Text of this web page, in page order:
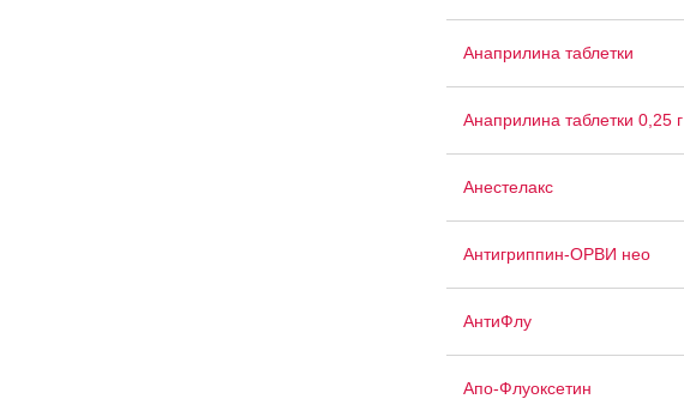
Анаприлина таблетки
Анаприлина таблетки 0,25 г
Анестелакс
Антигриппин-ОРВИ нео
АнтиФлу
Апо-Флуоксетин